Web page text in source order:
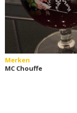
Merken
MC Chouffe